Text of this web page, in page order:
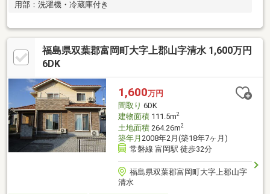
用部：洗濯機・冷蔵庫付き
福島県双葉郡富岡町大字上郡山字清水 1,600万円
6DK
1,600万円
間取り 6DK
建物面積111.5m2
土地面積264.26m2
築年月 2008年2月(築18年7ヶ月)
常磐線 富岡駅 徒歩32分
福島県双葉郡富岡町大字上郡山字
清水